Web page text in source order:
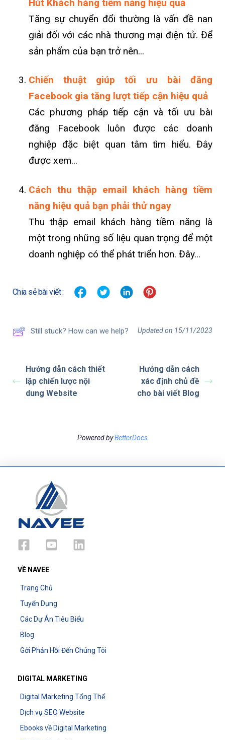
Hút Khách hàng tiềm năng hiệu quả
Tăng sự chuyển đổi thường là vấn đề nan
giải đối với các nhà thương mại điện tử. Để
sản phẩm của bạn trở nên...
Chiến thuật giúp tối ưu bài đăng
Facebook gia tăng lượt tiếp cận hiệu quả
Các phương pháp tiếp cận và tối ưu bài
đăng Facebook luôn được các doanh
nghiệp đặc biệt quan tâm tìm hiểu. Đây
được xem...
Cách thu thập email khách hàng tiềm
năng hiệu quả bạn phải thử ngay
Thu thập email khách hàng tiềm năng là
một trong những số liệu quan trọng để một
doanh nghiệp có thể phát triển hơn. Đây...
Chia sẻ bài viết :
Still stuck? How can we help? Updated on 15/11/2023
Hướng dẫn cách thiết
lập chiến lược nội
dung Website
Hướng dẫn cách
xác định chủ đề
cho bài viết Blog
Powered byBetterDocs
VỀ NAVEE
Trang Chủ
Tuyển Dụng
Các Dự Án Tiêu Biểu
Blog
Gởi Phản Hồi Đến Chúng Tôi
DIGITAL MARKETING
Digital Marketing Tổng Thể
Dịch vụ SEO Website
Ebooks về Digital Marketing